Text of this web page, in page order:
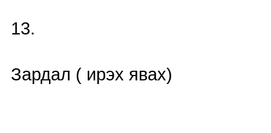
13.
Зардал ( ирэх явах)